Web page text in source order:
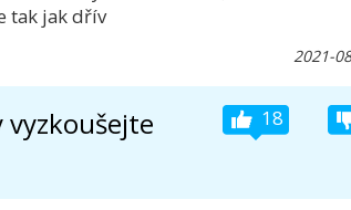
tak jak dřív
2021-
vyzkoušejte
18